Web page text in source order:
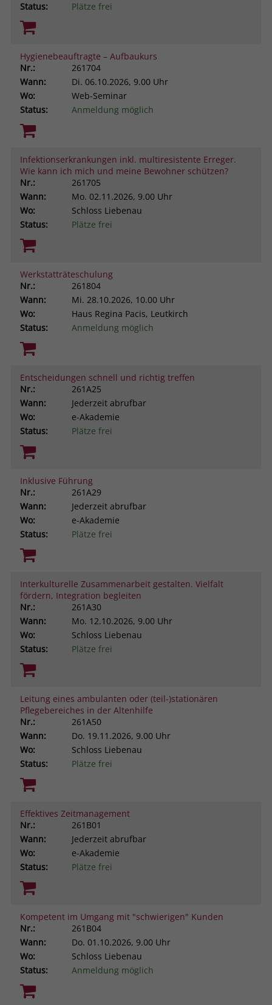
Status:
Plätze frei
Hygienebeauftragte – Aufbaukurs
Nr.:
261704
Wann:
Di. 06.10.2026, 9.00 Uhr
Wo:
Web-Seminar
Status:
Anmeldung möglich
Infektionserkrankungen inkl. multiresistente Erreger.
Wie kann ich mich und meine Bewohner schützen?
Nr.:
261705
Wann:
Mo. 02.11.2026, 9.00 Uhr
Wo:
Schloss Liebenau
Status:
Plätze frei
Werkstatträteschulung
Nr.:
261804
Wann:
Mi. 28.10.2026, 10.00 Uhr
Wo:
Haus Regina Pacis, Leutkirch
Status:
Anmeldung möglich
Entscheidungen schnell und richtig treffen
Nr.:
261A25
Wann:
Jederzeit abrufbar
Wo:
e-Akademie
Status:
Plätze frei
Inklusive Führung
Nr.:
261A29
Wann:
Jederzeit abrufbar
Wo:
e-Akademie
Status:
Plätze frei
Interkulturelle Zusammenarbeit gestalten. Vielfalt
fördern, Integration begleiten
Nr.:
261A30
Wann:
Mo. 12.10.2026, 9.00 Uhr
Wo:
Schloss Liebenau
Status:
Plätze frei
Leitung eines ambulanten oder (teil-)stationären
Pflegebereiches in der Altenhilfe
Nr.:
261A50
Wann:
Do. 19.11.2026, 9.00 Uhr
Wo:
Schloss Liebenau
Status:
Plätze frei
Effektives Zeitmanagement
Nr.:
261B01
Wann:
Jederzeit abrufbar
Wo:
e-Akademie
Status:
Plätze frei
Kompetent im Umgang mit "schwierigen" Kunden
Nr.:
261B04
Wann:
Do. 01.10.2026, 9.00 Uhr
Wo:
Schloss Liebenau
Status:
Anmeldung möglich